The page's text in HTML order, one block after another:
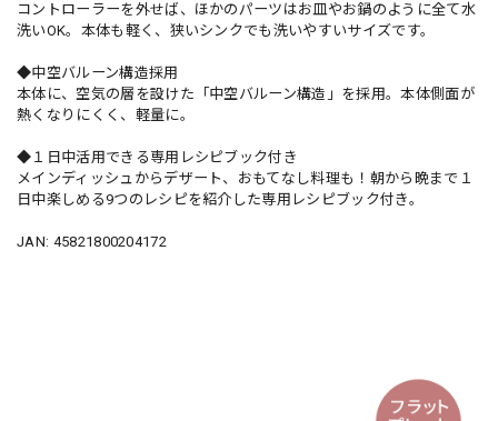
コントローラーを外せば、ほかのパーツはお皿やお鍋のように全て水
洗いOK。本体も軽く、狭いシンクでも洗いやすいサイズです。
◆中空バルーン構造採用
本体に、空気の層を設けた「中空バルーン構造」を採用。本体側面が
熱くなりにくく、軽量に。
◆１日中活用できる専用レシピブック付き
メインディッシュからデザート、おもてなし料理も！朝から晩まで１
日中楽しめる9つのレシピを紹介した専用レシピブック付き。
JAN: 45821800204172